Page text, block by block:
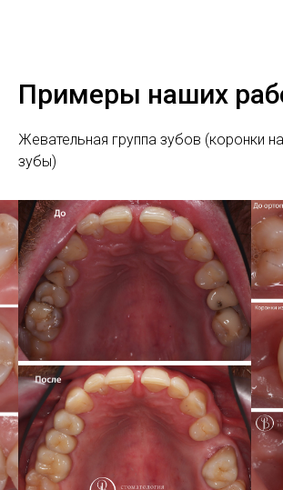
Примеры наших
Жевательная группа зубов (коронки
зубы)